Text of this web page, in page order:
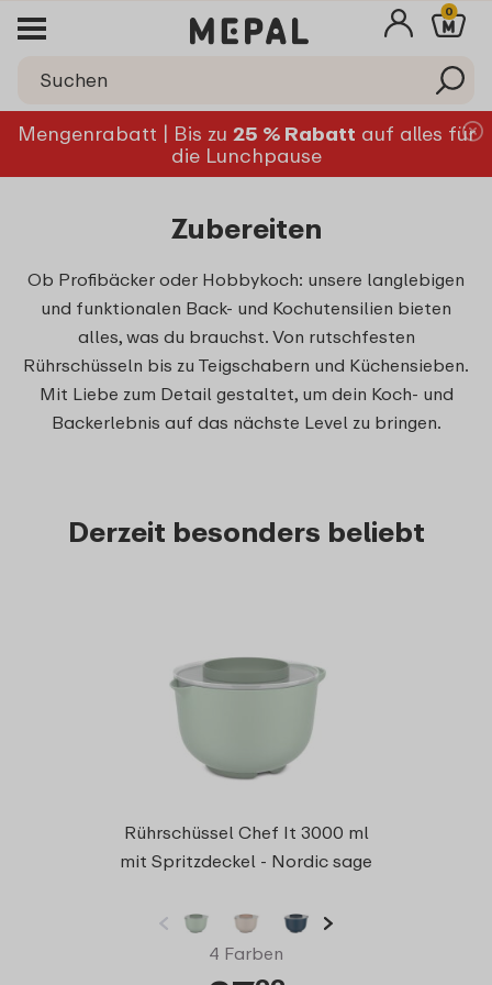
0
Mengenrabatt | Bis zu 25 % Rabatt auf alles für
die Lunchpause
Zubereiten
Ob Profibäcker oder Hobbykoch: unsere langlebigen
und funktionalen Back- und Kochutensilien bieten
alles, was du brauchst. Von rutschfesten
Rührschüsseln bis zu Teigschabern und Küchensieben.
Mit Liebe zum Detail gestaltet, um dein Koch- und
Backerlebnis auf das nächste Level zu bringen.
Derzeit besonders beliebt
Rührschüssel Chef It 3000 ml
mit Spritzdeckel - Nordic sage
4 Farben